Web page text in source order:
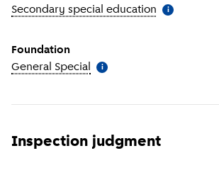
Secondary special education More
i
Foundation
General Special
More information
i
Inspection judgment